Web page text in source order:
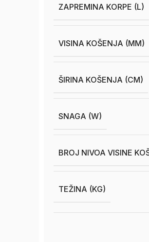
ZAPREMINA KORPE (L)
VISINA KOŠENJA (MM)
ŠIRINA KOŠENJA (CM)
SNAGA (W)
BROJ NIVOA VISINE
TEŽINA (KG)